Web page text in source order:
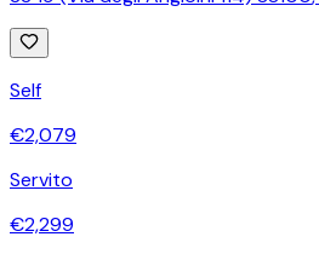
Self
€2,079
Servito
€2,299